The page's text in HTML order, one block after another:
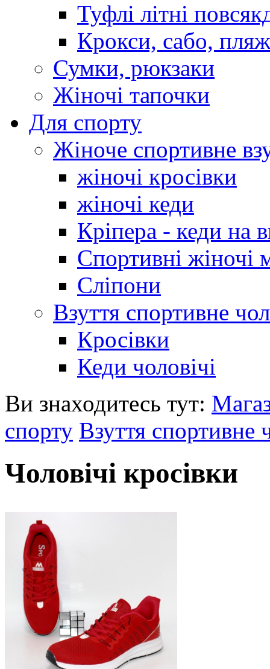
Туфлі літні
Крокси, сабо,
Сумки, рюкзаки
Жіночі тапочки
Для спорту
Жіноче спортивне
жіночі кросівки
жіночі кеди
Кріпера - кеди на
Спортивні жіночі
Сліпони
Взуття спортивне
Кросівки
Кеди чоловічі
Ви знаходитесь тут:
спорту Взуття спортивне
Чоловічі кросівки